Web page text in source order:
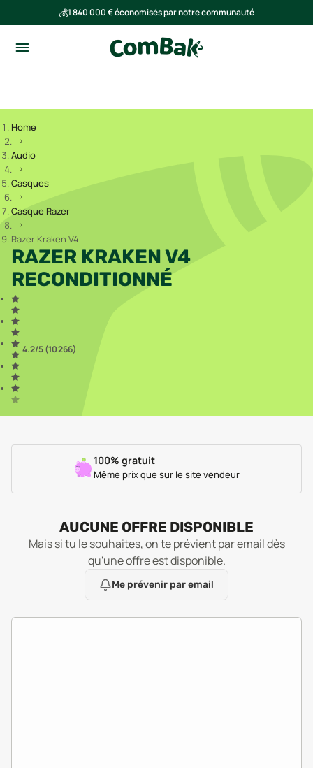
💰1 840 000 € économisés par notre communauté
Home
Audio
Casques
Casque Razer
Razer Kraken V4
RAZER KRAKEN V4
RECONDITIONNÉ
4.2/5 (10 266)
100% gratuit
Même prix que sur le site vendeur
AUCUNE OFFRE DISPONIBLE
Mais si tu le souhaites, on te prévient par email dès
qu'une offre est disponible.
Me prévenir par email